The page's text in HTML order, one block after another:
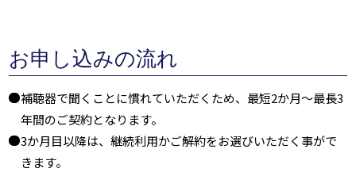
お申し込みの流れ
補聴器で聞くことに慣れていただくため、最短2か月～最長3
年間のご契約となります。
3か月目以降は、継続利用かご解約をお選びいただく事がで
きます。